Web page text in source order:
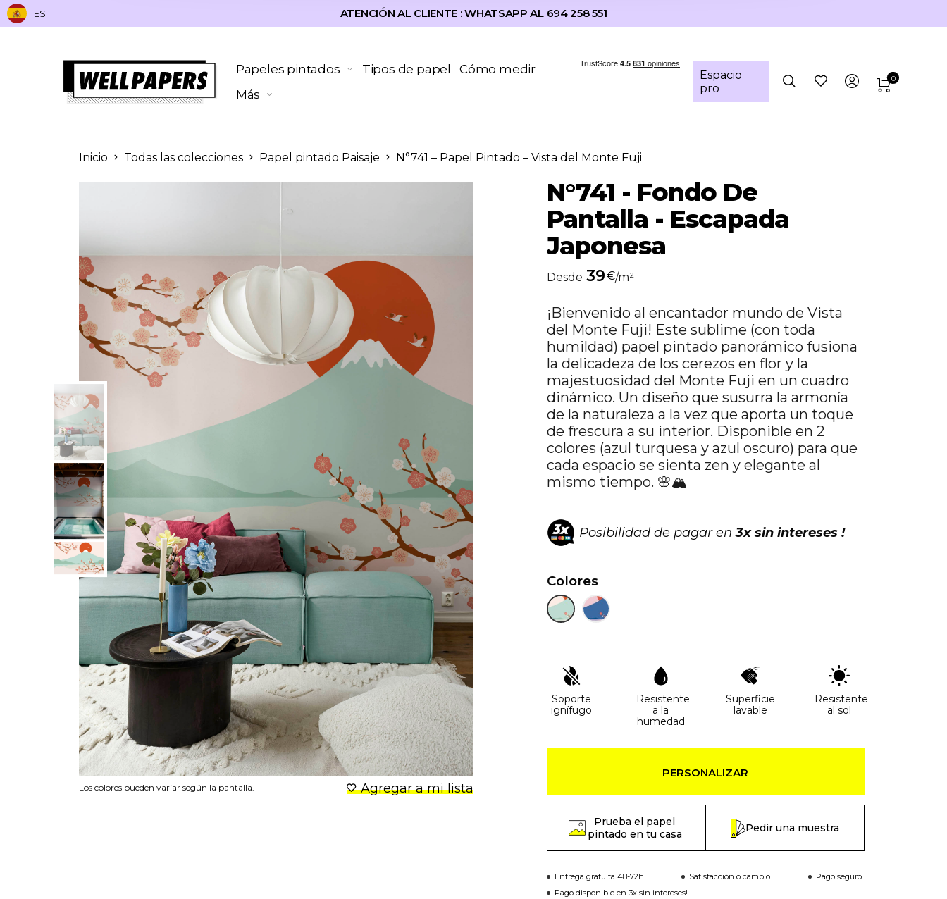
ES ATENCIÓN AL CLIENTE : WHATSAPP AL 694 258 551
Papeles pintados Tipos de papel
Cómo medir
Más
Espacio
pro
0
Inicio Todas las colecciones Papel pintado Paisaje N°741 – Papel Pintado – Vista del Monte Fuji
Los colores pueden variar según la pantalla. Agregar a mi lista
N°741 - Fondo De
Pantalla - Escapada
Japonesa
Desde 39€/m²
¡Bienvenido al encantador mundo de Vista
del Monte Fuji! Este sublime (con toda
humildad) papel pintado panorámico fusiona
la delicadeza de los cerezos en flor y la
majestuosidad del Monte Fuji en un cuadro
dinámico. Un diseño que susurra la armonía
de la naturaleza a la vez que aporta un toque
de frescura a su interior. Disponible en 2
colores (azul turquesa y azul oscuro) para que
cada espacio se sienta zen y elegante al
mismo tiempo. 🌸🏔️
Posibilidad de pagar en3x sin intereses !
Colores
Soporte
ignífugo
Resistente
a la
humedad
Superficie
lavable
Resistente
al sol
PERSONALIZAR
Prueba el papel
pintado en tu casa
Pedir una muestra
Entrega gratuita 48-72h Satisfacción o cambio
Pago seguro
Pago disponible en 3x sin intereses!